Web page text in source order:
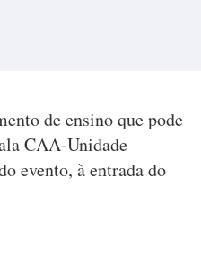
de ensino que pode
CAA-Unidade
evento, à entrada do